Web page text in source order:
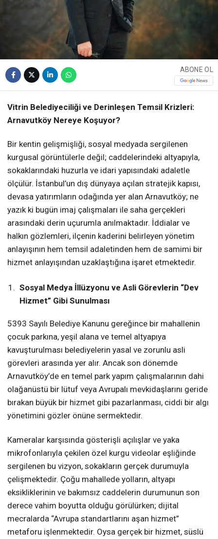
ABONE OL
Vitrin Belediyeciliği ve Derinleşen Temsil Krizleri:
Arnavutköy Nereye Koşuyor?
Bir kentin gelişmişliği, sosyal medyada sergilenen
kurgusal görüntülerle değil; caddelerindeki altyapıyla,
sokaklarındaki huzurla ve idari yapısındaki adaletle
ölçülür. İstanbul’un dış dünyaya açılan stratejik kapısı,
devasa yatırımların odağında yer alan Arnavutköy; ne
yazık ki bugün imaj çalışmaları ile saha gerçekleri
arasındaki derin uçurumla anılmaktadır. İddialar ve
halkın gözlemleri, ilçenin kaderini belirleyen yönetim
anlayışının hem temsil adaletinden hem de samimi bir
hizmet anlayışından uzaklaştığına işaret etmektedir.
Sosyal Medya İllüzyonu ve Asli Görevlerin “Dev
Hizmet” Gibi Sunulması
5393 Sayılı Belediye Kanunu gereğince bir mahallenin
çocuk parkına, yeşil alana ve temel altyapıya
kavuşturulması belediyelerin yasal ve zorunlu asli
görevleri arasında yer alır. Ancak son dönemde
Arnavutköy’de en temel park yapım çalışmalarının dahi
olağanüstü bir lütuf veya Avrupalı mevkidaşlarını geride
bırakan büyük bir hizmet gibi pazarlanması, ciddi bir algı
yönetimini gözler önüne sermektedir.
Kameralar karşısında gösterişli açılışlar ve yaka
mikrofonlarıyla çekilen özel kurgu videolar eşliğinde
sergilenen bu vizyon, sokakların gerçek durumuyla
çelişmektedir. Çoğu mahallede yolların, altyapı
eksikliklerinin ve bakımsız caddelerin durumunun son
derece vahim boyutta olduğu görülürken; dijital
mecralarda “Avrupa standartlarını aşan hizmet”
metaforu işlenmektedir. Oysa gerçek bir hizmet, süslü